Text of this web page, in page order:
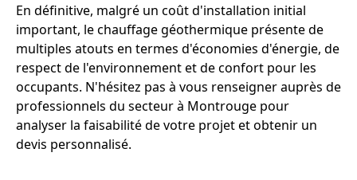
En définitive, malgré un coût d'installation initial
important, le chauffage géothermique présente de
multiples atouts en termes d'économies d'énergie, de
respect de l'environnement et de confort pour les
occupants. N'hésitez pas à vous renseigner auprès de
professionnels du secteur à Montrouge pour
analyser la faisabilité de votre projet et obtenir un
devis personnalisé.